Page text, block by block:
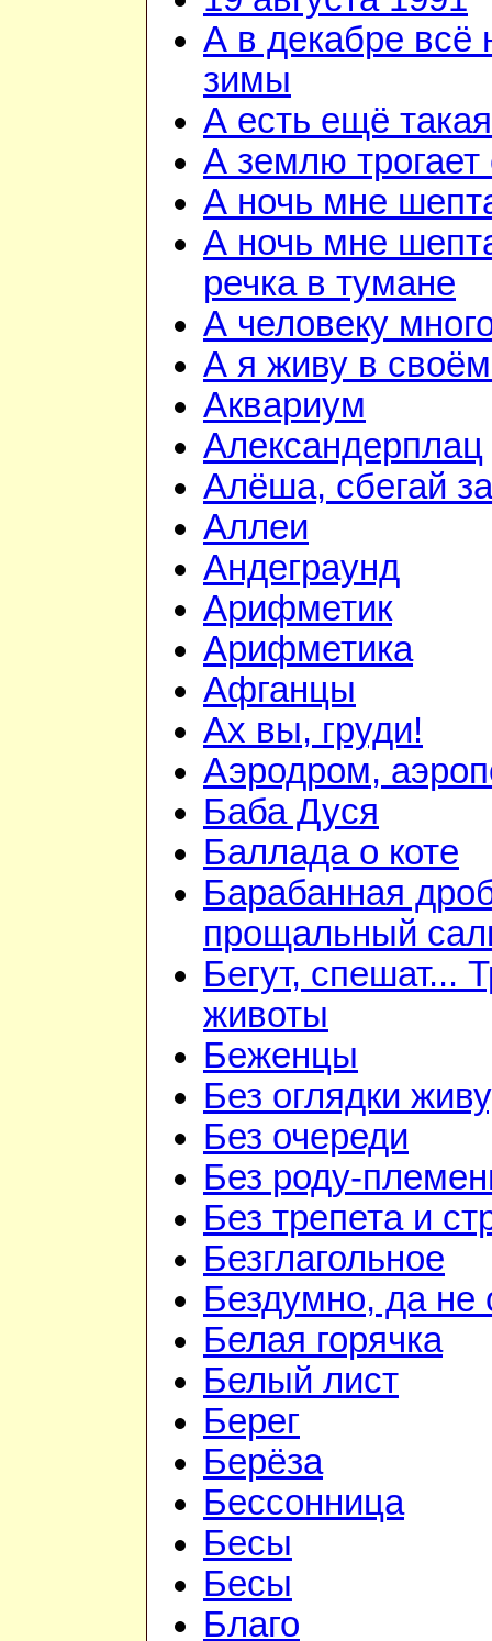
А в декабре всё
зимы
А есть ещё
А землю трогает
А ночь мне
А ночь мне
речка в тумане
А человеку
А я живу в своём
Аквариум
Александерплац
Алёша, сбегай
Аллеи
Андеграунд
Арифметик
Арифметика
Афганцы
Ах вы, груди!
Аэродром,
Баба Дуся
Баллада о коте
Барабанная
прощальный
Бегут, спешат...
животы
Беженцы
Без оглядки
Без очереди
Без роду-
Без трепета и
Безглагольное
Бездумно, да не
Белая горячка
Белый лист
Берег
Берёза
Бессонница
Бесы
Бесы
Благо